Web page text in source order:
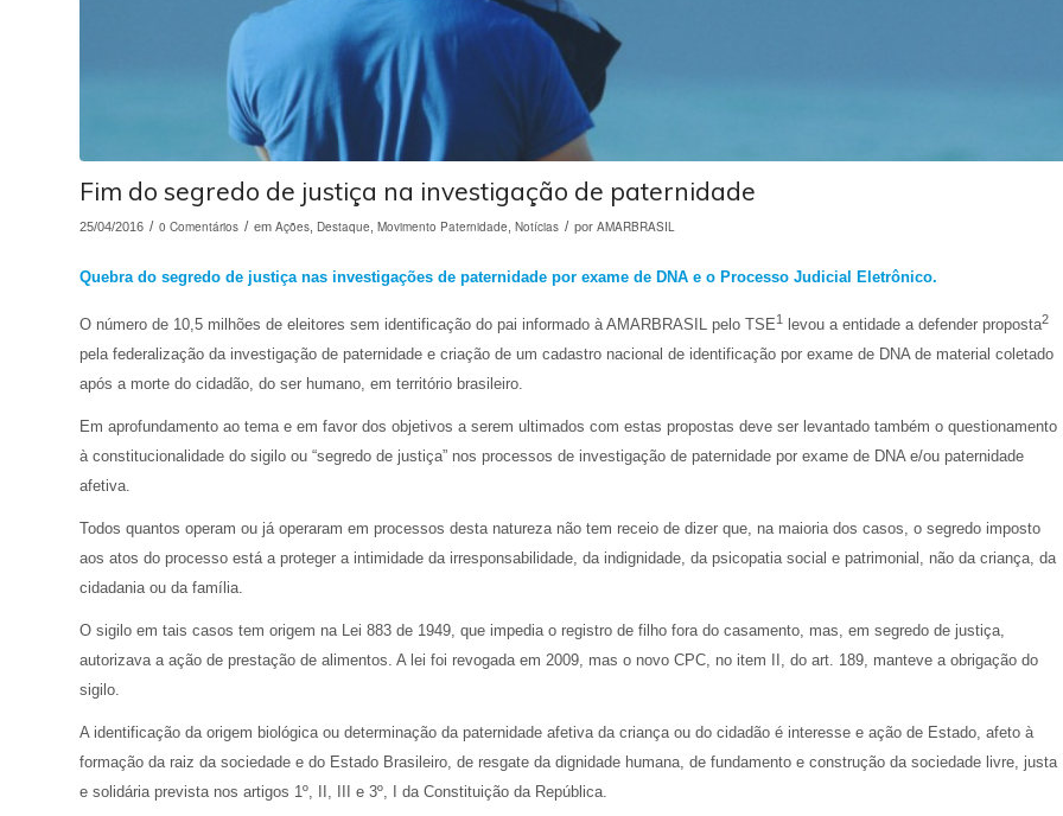
Fim do segredo de justiça na investigação de paternidade
25/04/2016 / 0 Comentários / em Ações Destaque Movimento Paternidade Notícias / por AMARBRASIL
Quebra do segredo de justiça nas investigações de paternidade por exame de DNA e o Processo Judicial Eletrônico.
O número de 10,5 milhões de eleitores sem identificação do pai informado à AMARBRASIL pelo TSE1 levou a entidade a defender proposta2
pela federalização da investigação de paternidade e criação de um cadastro nacional de identificação por exame de DNA de material coletado
após a morte do cidadão, do ser humano, em território brasileiro.
Em aprofundamento ao tema e em favor dos objetivos a serem ultimados com estas propostas deve ser levantado também o questionamento
à constitucionalidade do sigilo ou “segredo de justiça” nos processos de investigação de paternidade por exame de DNA e/ou paternidade
afetiva.
Todos quantos operam ou já operaram em processos desta natureza não tem receio de dizer que, na maioria dos casos, o segredo imposto
aos atos do processo está a proteger a intimidade da irresponsabilidade, da indignidade, da psicopatia social e patrimonial, não da criança, da
cidadania ou da família.
O sigilo em tais casos tem origem na Lei 883 de 1949, que impedia o registro de filho fora do casamento, mas, em segredo de justiça,
autorizava a ação de prestação de alimentos. A lei foi revogada em 2009, mas o novo CPC, no item II, do art. 189, manteve a obrigação do
sigilo.
A identificação da origem biológica ou determinação da paternidade afetiva da criança ou do cidadão é interesse e ação de Estado, afeto à
formação da raiz da sociedade e do Estado Brasileiro, de resgate da dignidade humana, de fundamento e construção da sociedade livre, justa
e solidária prevista nos artigos 1º, II, III e 3º, I da Constituição da República.